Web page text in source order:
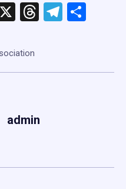
X Threads
admin